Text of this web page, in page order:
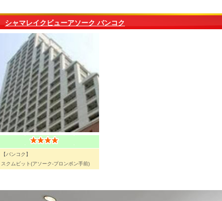
シャマレイクビューアソーク バンコク
【バンコク】
スクムビット(アソーク-プロンポン手前)